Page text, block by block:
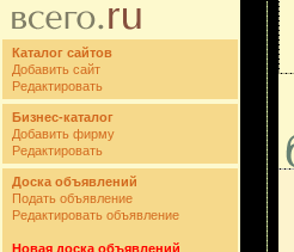
Каталог сайтов
Добавить сайт
Редактировать
Бизнес-каталог
Добавить фирму
Редактировать
Доска объявлений
Подать объявление
Редактировать объявление
Новая доска объявлений